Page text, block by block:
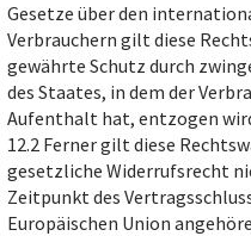
Gesetze über den
Verbrauchern gilt diese
gewährte Schutz durch
des Staates, in dem der
Aufenthalt hat, entzogen
12.2 Ferner gilt diese
gesetzliche Widerrufsrecht
Zeitpunkt des
Europäischen Union